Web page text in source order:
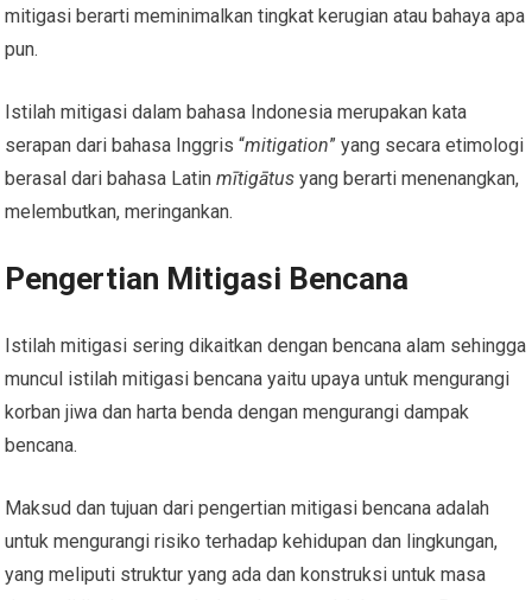
mitigasi berarti meminimalkan tingkat kerugian atau bahaya apa
pun.
Istilah mitigasi dalam bahasa Indonesia merupakan kata
serapan dari bahasa Inggris “mitigation” yang secara etimologi
berasal dari bahasa Latinmītigātus yang berarti menenangkan,
melembutkan, meringankan.
Pengertian Mitigasi Bencana
Istilah mitigasi sering dikaitkan dengan bencana alam sehingga
muncul istilah mitigasi bencana yaitu upaya untuk mengurangi
korban jiwa dan harta benda dengan mengurangi dampak
bencana.
Maksud dan tujuan dari pengertian mitigasi bencana adalah
untuk mengurangi risiko terhadap kehidupan dan lingkungan,
yang meliputi struktur yang ada dan konstruksi untuk masa